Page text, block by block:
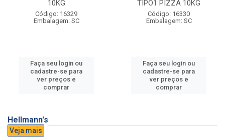
10KG
Código: 16329
Embalagem: SC
Faça seu login ou
cadastre-se para
ver preços e
comprar
TIPO1 PIZZA 10KG
Código: 16330
Embalagem: SC
Faça seu login ou
cadastre-se para
ver preços e
comprar
Hellmann's
Veja mais